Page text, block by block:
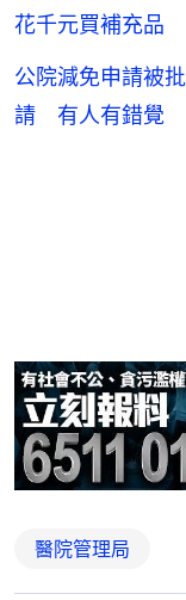
花千元買補充品
公院減免申請被
請 有人有錯覺
醫院管理局